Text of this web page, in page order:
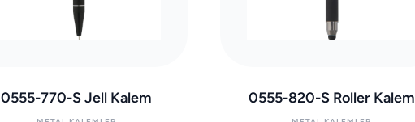
0555-770-S Jell Kalem 0555-820-S Roller Kalem